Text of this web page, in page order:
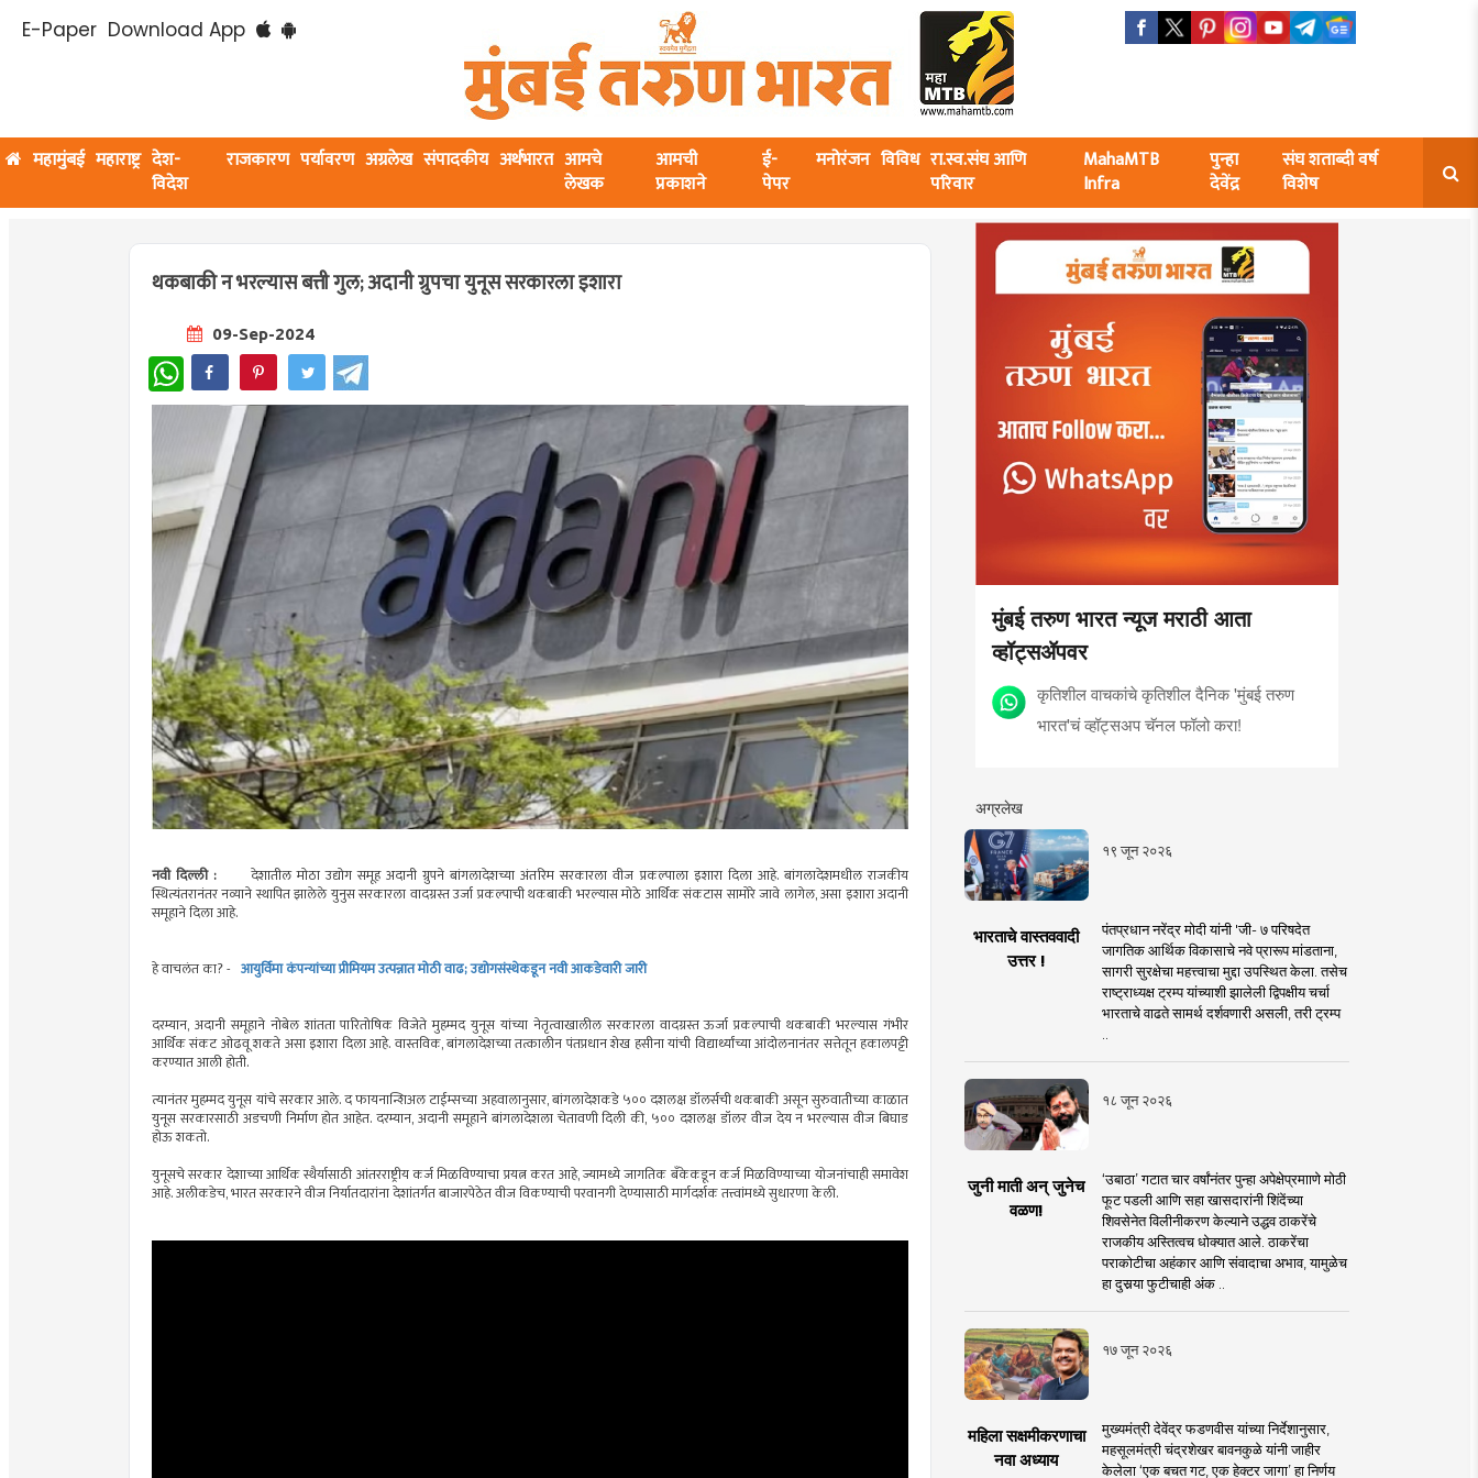
E-Paper Download App
महामुंबई महाराष्ट्र देश-
विदेश
राजकारण पर्यावरण अग्रलेख संपादकीय अर्थभारत आमचे
लेखक
आमची
प्रकाशने
ई-
पेपर
मनोरंजन विविध रा.स्व.संघ आणि
परिवार
MahaMTB
Infra
पुन्हा
देवेंद्र
संघ शताब्दी वर्ष
विशेष
थकबाकी न भरल्यास बत्ती गुल; अदानी ग्रुपचा युनूस सरकारला इशारा
09-Sep-2024
WhatsApp
नवी दिल्ली :
देशातील मोठा उद्योग समूह अदानी ग्रुपने बांगलादेशच्या अंतरिम सरकारला वीज प्रकल्पाला इशारा दिला आहे. बांगलादेशमधील राजकीय
स्थित्यंतरानंतर नव्याने स्थापित झालेले युनुस सरकारला वादग्रस्त उर्जा प्रकल्पाची थकबाकी भरल्यास मोठे आर्थिक संकटास सामोरे जावे लागेल, असा इशारा अदानी
समूहाने दिला आहे.
हे वाचलंत का? - आयुर्विमा कंपन्यांच्या प्रीमियम उत्पन्नात मोठी वाढ; उद्योगसंस्थेकडून नवी आकडेवारी जारी
दरम्यान, अदानी समूहाने नोबेल शांतता पारितोषिक विजेते मुहम्मद युनूस यांच्या नेतृत्वाखालील सरकारला वादग्रस्त ऊर्जा प्रकल्पाची थकबाकी भरल्यास गंभीर
आर्थिक संकट ओढवू शकते असा इशारा दिला आहे. वास्तविक, बांगलादेशच्या तत्कालीन पंतप्रधान शेख हसीना यांची विद्यार्थ्यांच्या आंदोलनानंतर सत्तेतून हकालपट्टी
करण्यात आली होती.
त्यानंतर मुहम्मद युनूस यांचे सरकार आले. द फायनान्शिअल टाईम्सच्या अहवालानुसार, बांगलादेशकडे ५०० दशलक्ष डॉलर्सची थकबाकी असून सुरुवातीच्या काळात
युनूस सरकारसाठी अडचणी निर्माण होत आहेत. दरम्यान, अदानी समूहाने बांगलादेशला चेतावणी दिली की, ५०० दशलक्ष डॉलर वीज देय न भरल्यास वीज बिघाड
होऊ शकतो.
युनूसचे सरकार देशाच्या आर्थिक स्थैर्यासाठी आंतरराष्ट्रीय कर्ज मिळविण्याचा प्रयत्न करत आहे, ज्यामध्ये जागतिक बँकेकडून कर्ज मिळविण्याच्या योजनांचाही समावेश
आहे. अलीकडेच, भारत सरकारने वीज निर्यातदारांना देशांतर्गत बाजारपेठेत वीज विकण्याची परवानगी देण्यासाठी मार्गदर्शक तत्त्वांमध्ये सुधारणा केली.
मुंबई तरुण भारत न्यूज मराठी आता
व्हॉट्सॲपवर
कृतिशील वाचकांचे कृतिशील दैनिक 'मुंबई तरुण
भारत'चं व्हॉट्सअप चॅनल फॉलो करा!
अग्रलेख
१९ जून २०२६
भारताचे वास्तववादी
उत्तर !
पंतप्रधान नरेंद्र मोदी यांनी 'जी- ७ परिषदेत
जागतिक आर्थिक विकासाचे नवे प्रारूप मांडताना,
सागरी सुरक्षेचा महत्त्वाचा मुद्दा उपस्थित केला. तसेच
राष्ट्राध्यक्ष ट्रम्प यांच्याशी झालेली द्विपक्षीय चर्चा
भारताचे वाढते सामर्थ दर्शवणारी असली, तरी ट्रम्प
१८ जून २०२६
जुनी माती अन् जुनेच
वळण!
‘उबाठा’ गटात चार वर्षांनंतर पुन्हा अपेक्षेप्रमााणे मोठी
फूट पडली आणि सहा खासदारांनी शिंदेंच्या
शिवसेनेत विलीनीकरण केल्याने उद्धव ठाकरेंचे
राजकीय अस्तित्वच धोक्यात आले. ठाकरेंचा
पराकोटीचा अहंकार आणि संवादाचा अभाव, यामुळेच
हा दुसर्‍या फुटीचाही अंक ..
१७ जून २०२६
महिला सक्षमीकरणाचा
नवा अध्याय
मुख्यमंत्री देवेंद्र फडणवीस यांच्या निर्देशानुसार,
महसूलमंत्री चंद्रशेखर बावनकुळे यांनी जाहीर
केलेला ‘एक बचत गट, एक हेक्टर जागा’ हा निर्णय